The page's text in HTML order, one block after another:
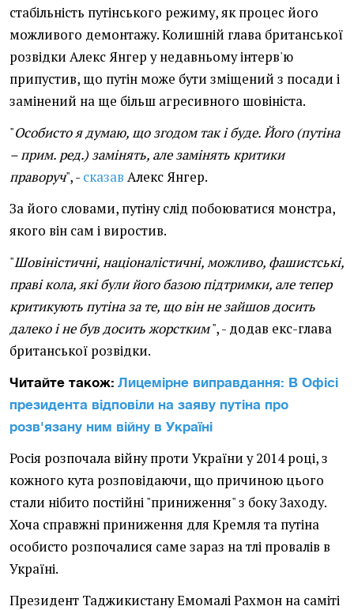
стабільність путінського режиму, як процес його
можливого демонтажу. Колишній глава британської
розвідки Алекс Янгер у недавньому інтерв'ю
припустив, що путін може бути зміщений з посади і
замінений на ще більш агресивного шовініста.
"Особисто я думаю, що згодом так і буде. Його (путіна
– прим. ред.) замінять, але замінять критики
праворуч", - сказав Алекс Янгер.
За його словами, путіну слід побоюватися монстра,
якого він сам і виростив.
"Шовіністичні, націоналістичні, можливо, фашистські,
праві кола, які були його базою підтримки, але тепер
критикують путіна за те, що він не зайшов досить
далеко і не був досить жорстким", - додав екс-глава
британської розвідки.
Читайте також: Лицемірне виправдання: В Офісі
президента відповіли на заяву путіна про
розв'язану ним війну в Україні
Росія розпочала війну проти України у 2014 році, з
кожного кута розповідаючи, що причиною цього
стали нібито постійні "приниження" з боку Заходу.
Хоча справжні приниження для Кремля та путіна
особисто розпочалися саме зараз на тлі провалів в
Україні.
Президент Таджикистану Емомалі Рахмон на саміті